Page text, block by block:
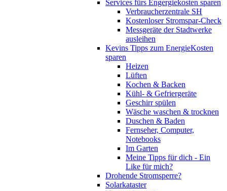
Services fürs Engergiekosten sparen
Verbraucherzentrale SH
Kostenloser Stromspar-Check
Messgeräte der Stadtwerke
ausleihen
Kevins Tipps zum EnergieKosten
sparen
Heizen
Lüften
Kochen & Backen
Kühl- & Gefriergeräte
Geschirr spülen
Wäsche waschen & trocknen
Duschen & Baden
Fernseher, Computer,
Notebooks
Im Garten
Meine Tipps für dich - Ein
Like für mich?
Drohende Stromsperre?
Solarkataster